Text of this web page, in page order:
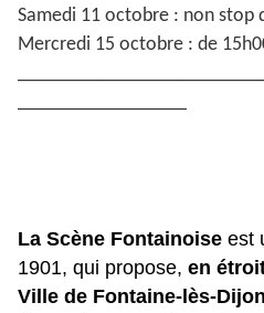
Samedi 11 octobre : non stop
Mercredi 15 octobre : de
La Scène Fontainoise est
1901, qui propose, en
Ville de Fontaine-lès-